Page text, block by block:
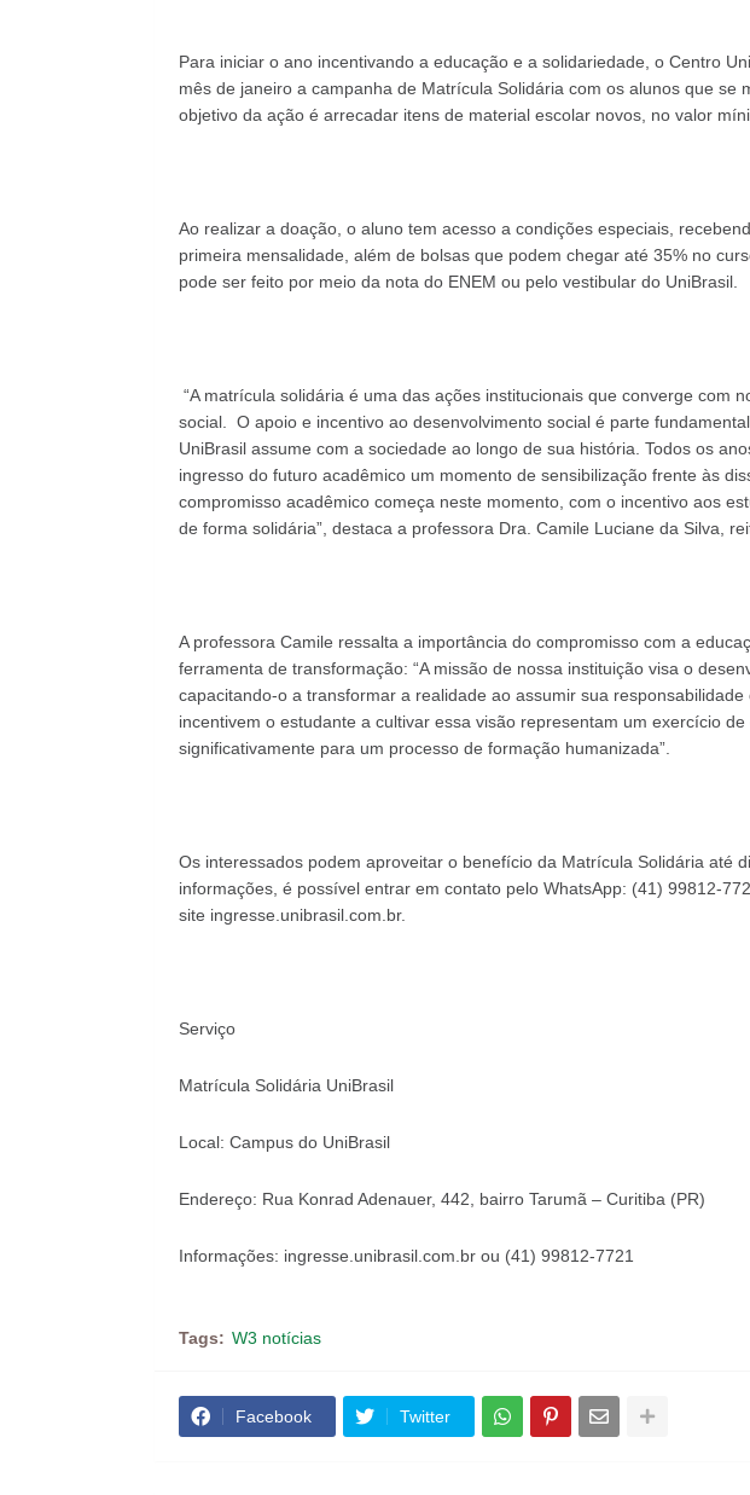
Para iniciar o ano incentivando a educação e a solidariedade, o Centro
mês de janeiro a campanha de Matrícula Solidária com os alunos que se
objetivo da ação é arrecadar itens de material escolar novos, no valor
Ao realizar a doação, o aluno tem acesso a condições especiais,
primeira mensalidade, além de bolsas que podem chegar até 35% no
pode ser feito por meio da nota do ENEM ou pelo vestibular do UniBrasil.
“A matrícula solidária é uma das ações institucionais que converge com
social. O apoio e incentivo ao desenvolvimento social é parte
UniBrasil assume com a sociedade ao longo de sua história. Todos os
ingresso do futuro acadêmico um momento de sensibilização frente às
compromisso acadêmico começa neste momento, com o incentivo aos
de forma solidária”, destaca a professora Dra. Camile Luciane da Silva,
A professora Camile ressalta a importância do compromisso com a
ferramenta de transformação: “A missão de nossa instituição visa o
capacitando-o a transformar a realidade ao assumir sua responsabilidade
incentivem o estudante a cultivar essa visão representam um exercício
significativamente para um processo de formação humanizada”.
Os interessados podem aproveitar o benefício da Matrícula Solidária até
informações, é possível entrar em contato pelo WhatsApp: (41) 99812-
site ingresse.unibrasil.com.br.
Serviço
Matrícula Solidária UniBrasil
Local: Campus do UniBrasil
Endereço: Rua Konrad Adenauer, 442, bairro Tarumã – Curitiba (PR)
Informações: ingresse.unibrasil.com.br ou (41) 99812-7721
Tags: W3 notícias
Facebook Twitter